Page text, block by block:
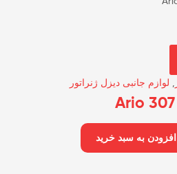
لوازم جانبی دیزل ژنراتور
افزودن به سبد خرید